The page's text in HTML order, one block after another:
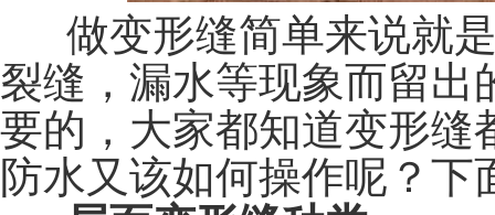
做变形缝简单来说就是
裂缝，漏水等现象而留
要的，大家都知道变形缝
防水又该如何操作呢？